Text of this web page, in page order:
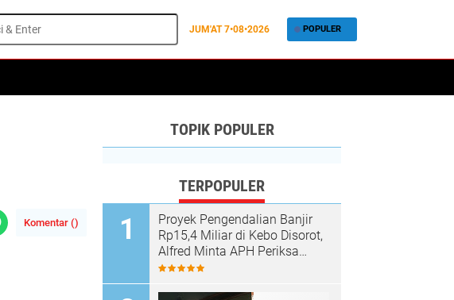
JUM'AT7•08•2026 POPULER
Komentar ()
TOPIK POPULER
TERPOPULER
Proyek Pengendalian Banjir
Rp15,4 Miliar di Kebo Disorot,
Alfred Minta APH Periksa
Dugaan Material Ilegal